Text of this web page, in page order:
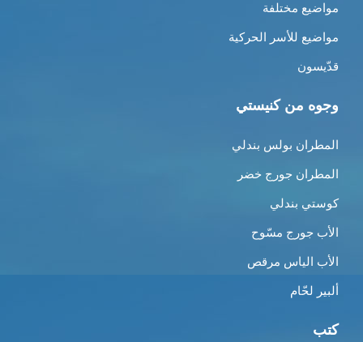
مواضيع مختلفة
مواضيع للأسر الحركية
قدّيسون
وجوه من كنيستي
المطران بولس بندلي
المطران جورج خضر
كوستي بندلي
الأب جورج مسّوح
الأب الياس مرقص
ألبير لحّام
كتب